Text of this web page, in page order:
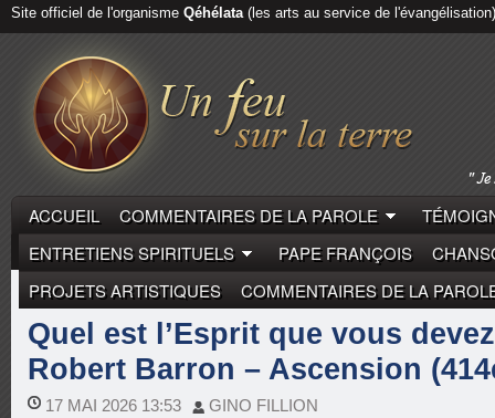
Site officiel de l'organisme Qéhélata(les arts au service de l'évangélisation)
ACCUEIL COMMENTAIRES DE LA PAROLE
ENTRETIENS SPIRITUELS
PAPE FRANÇOIS
PROJETS ARTISTIQUES
COMMENTAIRES DE LA
COMMENTAIRES DE LA PAROLE ROBERT BARRON
Quel est l’Esprit que vous
Robert Barron – Ascension
17 MAI 2026 13:53 GINO FILLION